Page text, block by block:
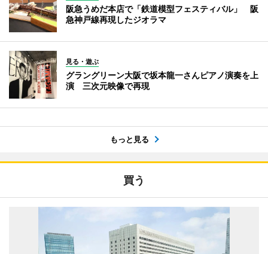
阪急うめだ本店で「鉄道模型フェスティバル」 阪
急神戸線再現したジオラマ
見る・遊ぶ
グラングリーン大阪で坂本龍一さんピアノ演奏を上
演 三次元映像で再現
もっと見る
買う